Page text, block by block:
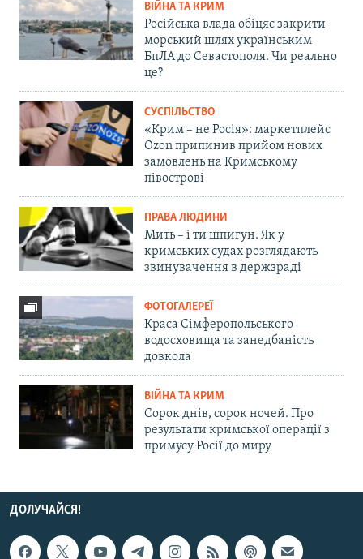
ВІЙНА ТА КРИМ
Російська влада обіцяє закрити
морський шлях українським
БпЛА до Севастополя. Чи реально
це?
СУСПІЛЬСТВО
«Крим – не Росія»: маркетплейс
Ozon припинив прийом нових
замовлень на Кримському
півострові
ПРАВА ЛЮДИНИ
Мить – і ти шпигун. Як у
кримських судах розглядають
звинувачення в держзраді
ФОТОГАЛЕРЕЇ
Краса Сімферопольського
водосховища та занедбаність
довкола
ВІЙНА ТА КРИМ
Сорок днів, сорок ночей. Про
результати кримської операції з
примусу Росії до миру
ДОЛУЧАЙСЯ!